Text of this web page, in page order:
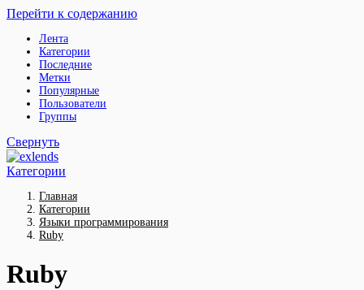
Перейти к содержанию
Лента
Категории
Последние
Метки
Популярные
Пользователи
Группы
Свернуть
Категории
Главная
Категории
Языки программирования
Ruby
Ruby